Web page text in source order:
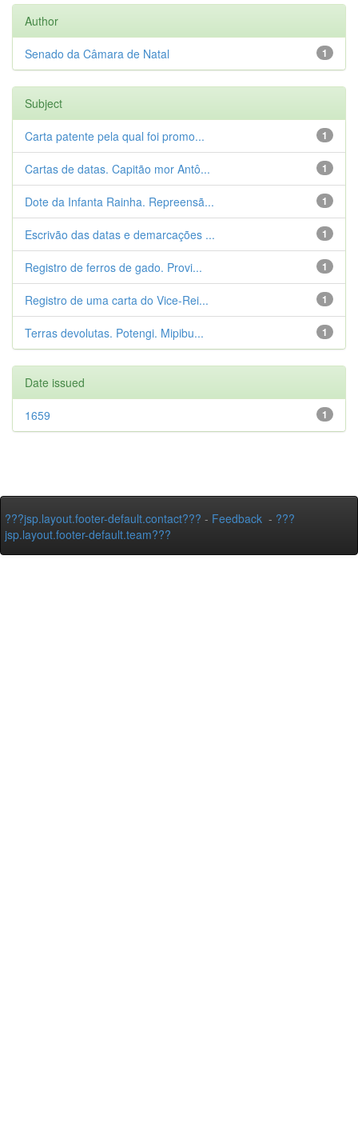
Author
1
Senado da Câmara de Natal
Subject
1
Carta patente pela qual foi promo...
1
Cartas de datas. Capitão mor Antô...
1
Dote da Infanta Rainha. Repreensã...
1
Escrivão das datas e demarcações ...
1
Registro de ferros de gado. Provi...
1
Registro de uma carta do Vice-Rei...
1
Terras devolutas. Potengi. Mipibu...
Date issued
1
1659
???jsp.layout.footer-default.contact??? - Feedback - ???
jsp.layout.footer-default.team???